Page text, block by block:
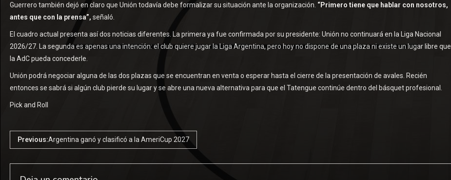
Guerrero también dejó en claro que Unión todavía debe formalizar su situación ante la organización. “Primero tiene que hablar con nosotros,
antes que con la prensa”, señaló.
El cuadro actual presenta así dos noticias diferentes. La primera ya fue confirmada por su presidente: Unión no continuará en la Liga Nacional
2026/27. La segunda es apenas una intención: el club quiere jugar la Liga Argentina, pero hoy no dispone de una plaza ni existe un lugar libre que
la AdC pueda concederle.
Unión podrá negociar alguna de las dos plazas que se encuentran en venta o esperar hasta el cierre de la presentación de avales. Recién
entonces se sabrá si algún club pierde su lugar y se abre una nueva alternativa para que el Tatengue continúe dentro del básquet profesional.
Pick and Roll
Previous:Argentina ganó y clasificó a la AmeriCup 2027